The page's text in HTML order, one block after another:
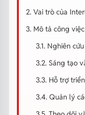
2. Vai trò của
3. Mô tả công
3.1. Nghiên
3.2. Sáng tạo
3.3. Hỗ trợ
3.4. Quản lý